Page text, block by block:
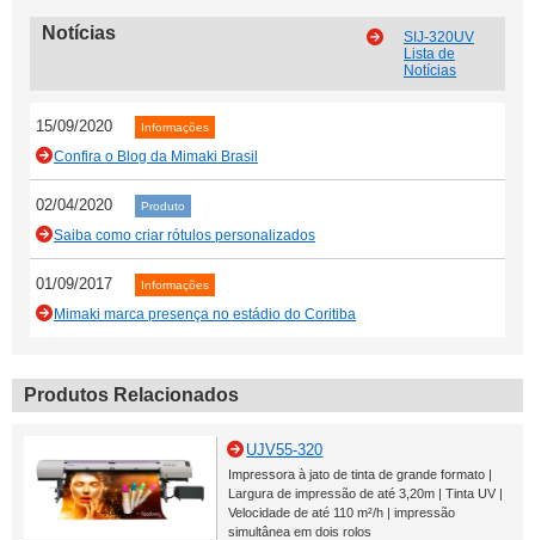
Notícias
SIJ-320UV
Lista de
Notícias
15/09/2020 Informações
Confira o Blog da Mimaki Brasil
02/04/2020 Produto
Saiba como criar rótulos personalizados
01/09/2017 Informações
Mimaki marca presença no estádio do Coritiba
Produtos Relacionados
UJV55-320
Impressora à jato de tinta de grande formato |
Largura de impressão de até 3,20m | Tinta UV |
Velocidade de até 110 m²/h | impressão
simultânea em dois rolos